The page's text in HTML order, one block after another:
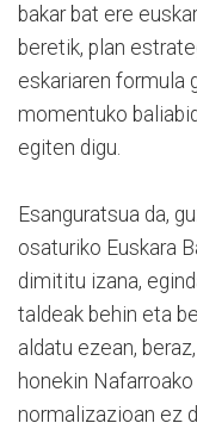
bakar bat ere
beretik, plan
eskariaren formula
momentuko
egiten digu.
Esanguratsua da,
osaturiko Euskara
dimititu izana,
taldeak behin eta
aldatu ezean,
honekin
normalizazioan ez